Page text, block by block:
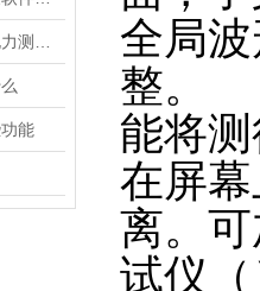
能
全局
整。
能将
在屏
离。
试仪